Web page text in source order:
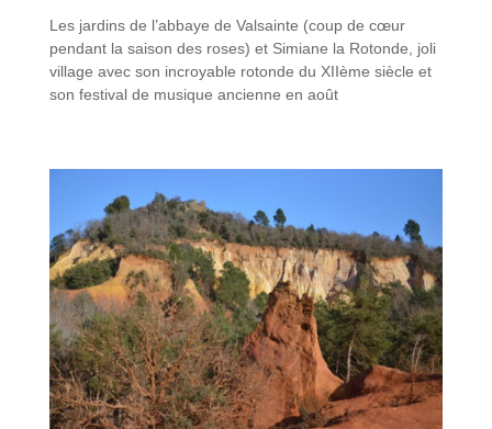
Les jardins de l’abbaye de Valsainte (coup de cœur
pendant la saison des roses) et Simiane la Rotonde, joli
village avec son incroyable rotonde du XIIème siècle et
son festival de musique ancienne en août